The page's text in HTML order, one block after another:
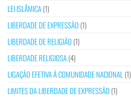
LEI ISLÂMICA(1)
LIBERDADE DE EXPRESSÃO (1)
LIBERDADE DE RELIGIÃO (1)
LIBERDADE RELIGIOSA(4)
LIGAÇÃO EFETIVA À COMUNIDADE NACIONAL (1)
LIMITES DA LIBERDADE DE EXPRESSÃO (1)